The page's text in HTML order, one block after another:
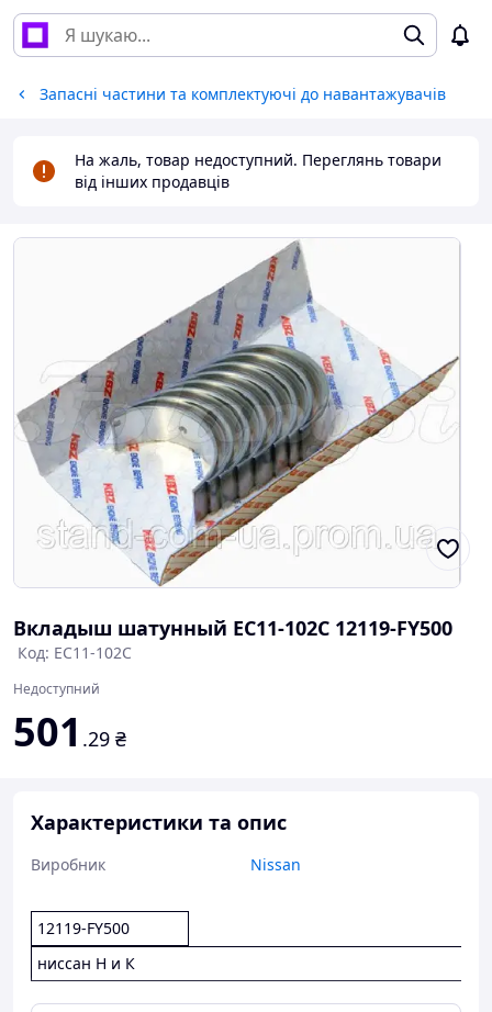
Запасні частини та комплектуючі до навантажувачів
На жаль, товар недоступний. Переглянь товари
від інших продавців
Вкладыш шатунный EC11-102C 12119-FY500
Код: EC11-102C
Недоступний
501 .29 ₴
Характеристики та опис
Виробник Nissan
12119-FY500
ниссан Н и К